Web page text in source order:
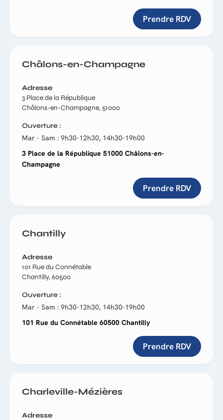
Prendre RDV
Châlons-en-Champagne
Adresse
3 Place de la République
Châlons-en-Champagne, 51000
Ouverture
Mar - Sam : 9h30-12h30, 14h30-19h00
3 Place de la République 51000 Châlons-en-
Champagne
Prendre RDV
Chantilly
Adresse
101 Rue du Connétable
Chantilly, 60500
Ouverture
Mar - Sam : 9h30-12h30, 14h30-19h00
101 Rue du Connétable 60500 Chantilly
Prendre RDV
Charleville-Mézières
Adresse